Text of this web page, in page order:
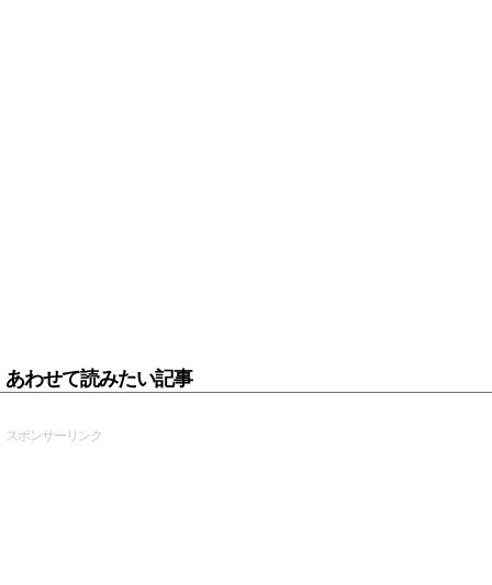
あわせて読みたい記事
スポンサーリンク